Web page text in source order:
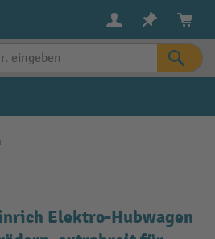
Elektro-Hubwagen